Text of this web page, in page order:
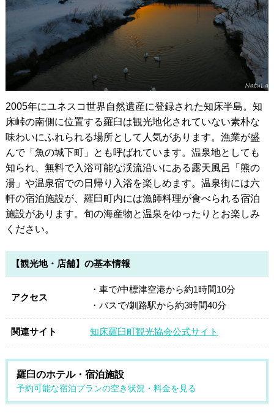
2005年にユネスコ世界自然遺産に登録された知床半島。知
床峠の南側に位置する羅臼は観光地化されていない素朴な
味わいにふれられる場所として人気があります。漁業が盛
んで「魚の城下町」とも呼ばれています。温泉地としても
知られ、無料で入浴可能な渓流沿いにある露天風呂「熊の
湯」や温泉宿での日帰り入浴を楽しめます。温泉街には六
軒の宿泊施設が、羅臼町内には漁師料理が食べられる宿泊
施設があります。旬の海産物と温泉をゆったりとお楽しみ
ください。
【観光地・店舗】の基本情報
アクセス
・車で/中標津空港から約1時間10分
・バスで/釧路駅から約3時間40分
関連サイト 知床羅臼町観光協会公式サイト
羅臼のホテル・宿泊施設
予約可能な宿泊プランの空き状況・料金を見る